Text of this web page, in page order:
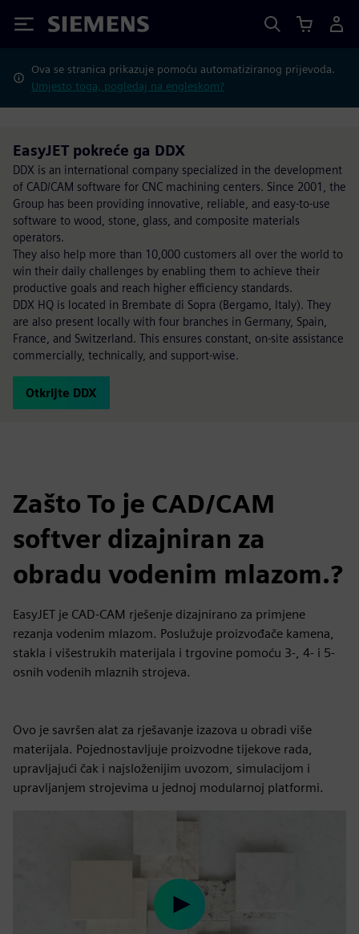
Siemens
Ova se stranica prikazuje pomoću automatiziranog prijevoda.
Umjesto toga, pogledaj na engleskom?
EasyJET pokreće ga DDX
DDX is an international company specialized in the development
of CAD/CAM software for CNC machining centers. Since 2001, the
Group has been providing innovative, reliable, and easy-to-use
software to wood, stone, glass, and composite materials
operators.
They also help more than 10,000 customers all over the world to
win their daily challenges by enabling them to achieve their
productive goals and reach higher efficiency standards.
DDX HQ is located in Brembate di Sopra (Bergamo, Italy). They
are also present locally with four branches in Germany, Spain,
France, and Switzerland. This ensures constant, on-site assistance
commercially, technically, and support-wise.
Otkrijte DDX
Zašto To je CAD/CAM
softver dizajniran za
obradu vodenim mlazom.?
EasyJET je CAD-CAM rješenje dizajnirano za primjene
rezanja vodenim mlazom. Poslužuje proizvođače kamena,
stakla i višestrukih materijala i trgovine pomoću 3-, 4- i 5-
osnih vodenih mlaznih strojeva.
Ovo je savršen alat za rješavanje izazova u obradi više
materijala. Pojednostavljuje proizvodne tijekove rada,
upravljajući čak i najsloženijim uvozom, simulacijom i
upravljanjem strojevima u jednoj modularnoj platformi.
Play